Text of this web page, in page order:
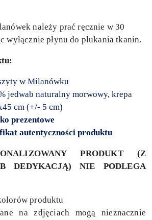
należy prać ręcznie w 30
wyłącznie płynu do płukania tkanin.
w Milanówku
jedwab naturalny morwowy, krepa
cm (+/- 5 cm)
prezentowe
autentyczności produktu
PRODUKT (Z
DEDYKACJĄ) NIE PODLEGA
produktu
na zdjęciach mogą nieznacznie